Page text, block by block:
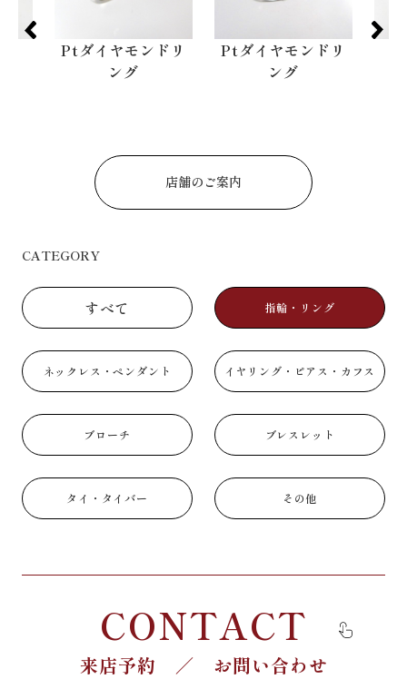
Ptダイヤモンドリ
ング
Ptルビーリング
店舗のご案内
CATEGORY
すべて 指輪・リング
ネックレス・ペンダント イヤリング・ピアス・カフス
ブローチ ブレスレット
タイ・タイバー その他
CONTACT
来店予約 ／ お問い合わせ